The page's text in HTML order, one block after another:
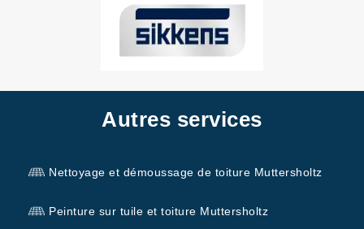
Autres services
Nettoyage et démoussage de toiture Muttersholtz
Peinture sur tuile et toiture Muttersholtz